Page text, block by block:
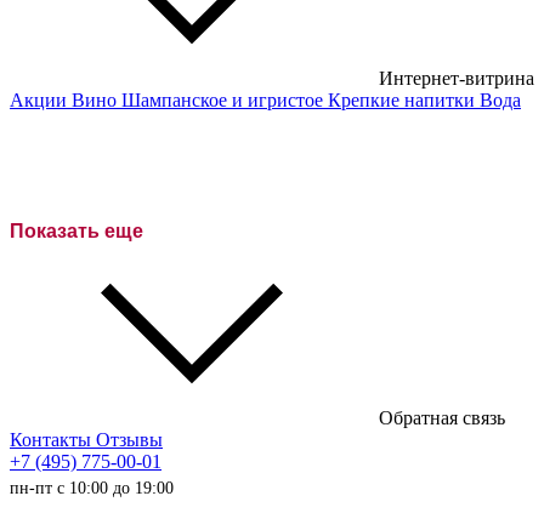
Интернет-витрина
Акции Вино Шампанское и игристое Крепкие напитки Вода
Полусухие вина
Полусладкие вина
Итальянские вина
Испанские вина
Показать еще
Обратная связь
Контакты Отзывы
+7 (495) 775-00-01
пн-пт с 10:00 до 19:00